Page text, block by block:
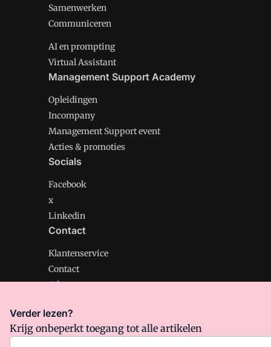
Samenwerken
Communiceren
AI en prompting
Virtual Assistant
Management Support Academy
Opleidingen
Incompany
Management Support event
Acties & promoties
Socials
Facebook
x
Linkedin
Contact
Klantenservice
Contact
Adverteren
Management Support is onderdeel van VMN media.
Verder lezen?
Krijg onbeperkt toegang tot alle artikelen